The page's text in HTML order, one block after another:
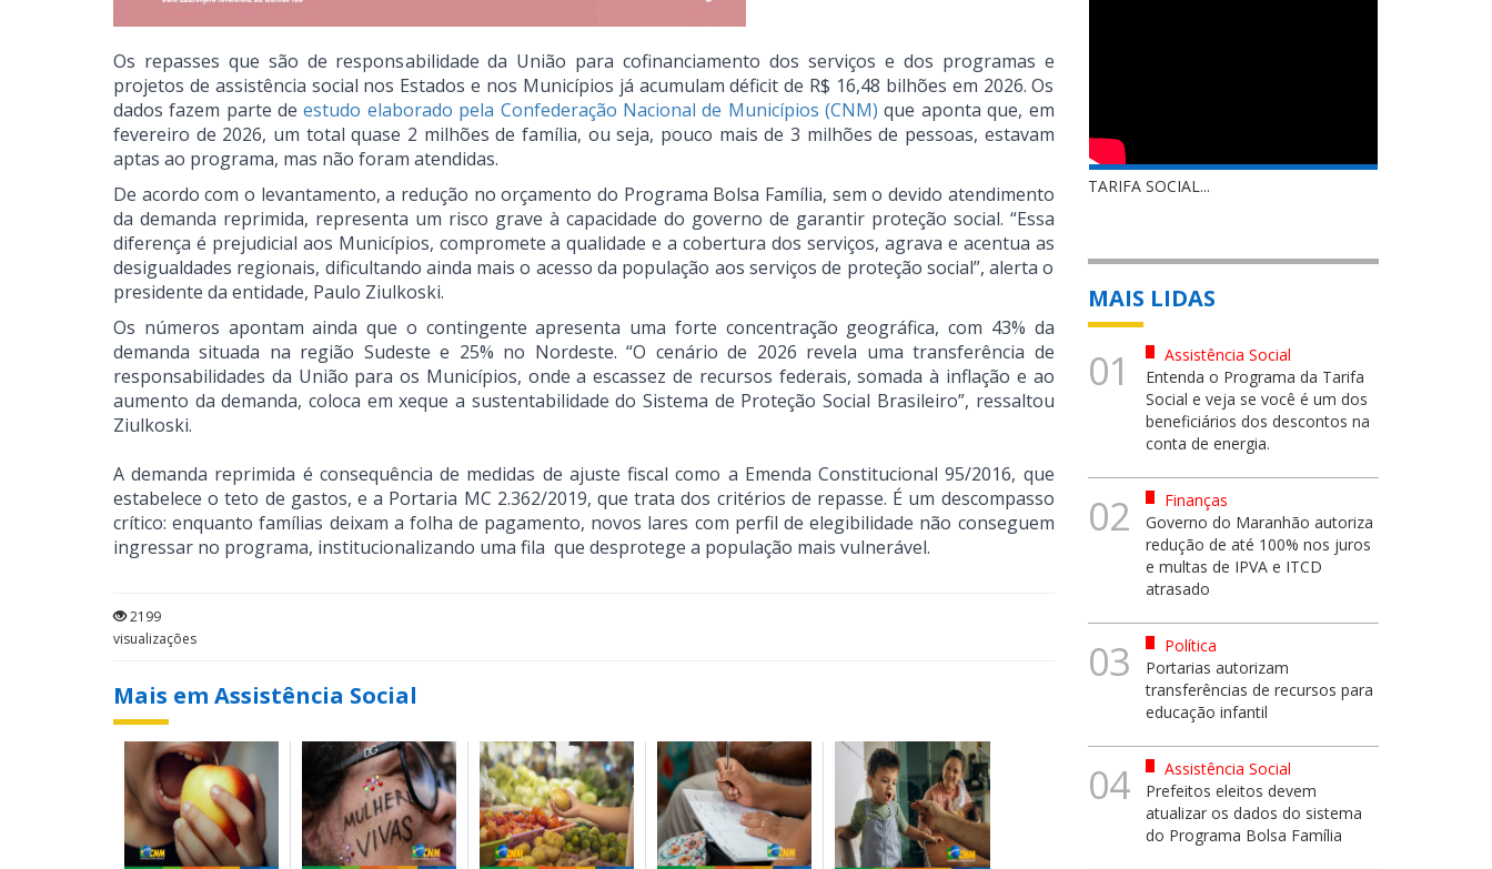
Os repasses que são de responsabilidade da União para cofinanciamento dos serviços e dos programas e
projetos de assistência social nos Estados e nos Municípios já acumulam déficit de R$ 16,48 bilhões em 2026. Os
dados fazem parte deestudo elaborado pela Confederação Nacional de Municípios (CNM) que aponta que, em
fevereiro de 2026, um total quase 2 milhões de família, ou seja, pouco mais de 3 milhões de pessoas, estavam
aptas ao programa, mas não foram atendidas.
De acordo com o levantamento, a redução no orçamento do Programa Bolsa Família, sem o devido atendimento
da demanda reprimida, representa um risco grave à capacidade do governo de garantir proteção social. “Essa
diferença é prejudicial aos Municípios, compromete a qualidade e a cobertura dos serviços, agrava e acentua as
desigualdades regionais, dificultando ainda mais o acesso da população aos serviços de proteção social”, alerta o
presidente da entidade, Paulo Ziulkoski.
Os números apontam ainda que o contingente apresenta uma forte concentração geográfica, com 43% da
demanda situada na região Sudeste e 25% no Nordeste. “O cenário de 2026 revela uma transferência de
responsabilidades da União para os Municípios, onde a escassez de recursos federais, somada à inflação e ao
aumento da demanda, coloca em xeque a sustentabilidade do Sistema de Proteção Social Brasileiro”, ressaltou
Ziulkoski.
A demanda reprimida é consequência de medidas de ajuste fiscal como a Emenda Constitucional 95/2016, que
estabelece o teto de gastos, e a Portaria MC 2.362/2019, que trata dos critérios de repasse. É um descompasso
crítico: enquanto famílias deixam a folha de pagamento, novos lares com perfil de elegibilidade não conseguem
ingressar no programa, institucionalizando uma fila que desprotege a população mais vulnerável.
2199
visualizações
Mais em Assistência Social
TARIFA SOCIAL...
MAIS LIDAS
01
Assistência Social
Entenda o Programa da Tarifa
Social e veja se você é um dos
beneficiários dos descontos na
conta de energia.
02
Finanças
Governo do Maranhão autoriza
redução de até 100% nos juros
e multas de IPVA e ITCD
atrasado
03
Política
Portarias autorizam
transferências de recursos para
educação infantil
04
Assistência Social
Prefeitos eleitos devem
atualizar os dados do sistema
do Programa Bolsa Família